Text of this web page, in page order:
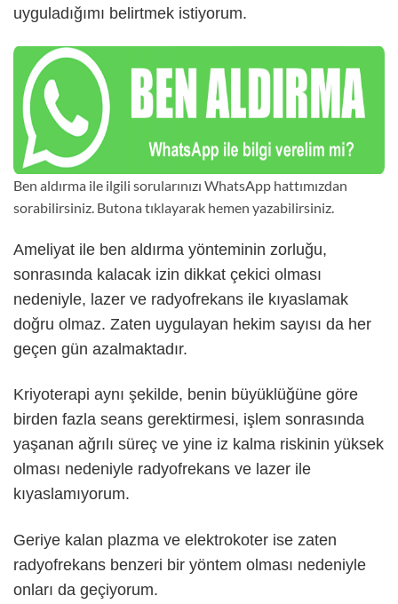
uyguladığımı belirtmek istiyorum.
Ben aldırma ile ilgili sorularınızı WhatsApp hattımızdan
sorabilirsiniz. Butona tıklayarak hemen yazabilirsiniz.
Ameliyat ile ben aldırma yönteminin zorluğu,
sonrasında kalacak izin dikkat çekici olması
nedeniyle, lazer ve radyofrekans ile kıyaslamak
doğru olmaz. Zaten uygulayan hekim sayısı da her
geçen gün azalmaktadır.
Kriyoterapi aynı şekilde, benin büyüklüğüne göre
birden fazla seans gerektirmesi, işlem sonrasında
yaşanan ağrılı süreç ve yine iz kalma riskinin yüksek
olması nedeniyle radyofrekans ve lazer ile
kıyaslamıyorum.
Geriye kalan plazma ve elektrokoter ise zaten
radyofrekans benzeri bir yöntem olması nedeniyle
onları da geçiyorum.